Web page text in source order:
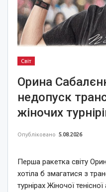
Світ
Орина
недопуск
жіночих
Опубліковано 5.08.2026
Перша ракетка світу
хотіла б змагатися з
турнірах Жіночої тенісної